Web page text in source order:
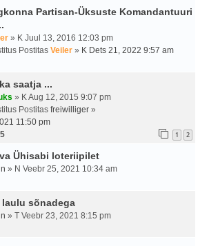
Partisan-Üksuste Komandantuuri
» K Juul 13, 2016 12:03 pm
Postitas Veiler » K Dets 21, 2022 9:57 am
saatja ...
» K Aug 12, 2015 9:07 pm
Postitas freiwilliger »
11:50 pm
1 2
Ühisabi loteriipilet
» N Veebr 25, 2021 10:34 am
laulu sõnadega
» T Veebr 23, 2021 8:15 pm